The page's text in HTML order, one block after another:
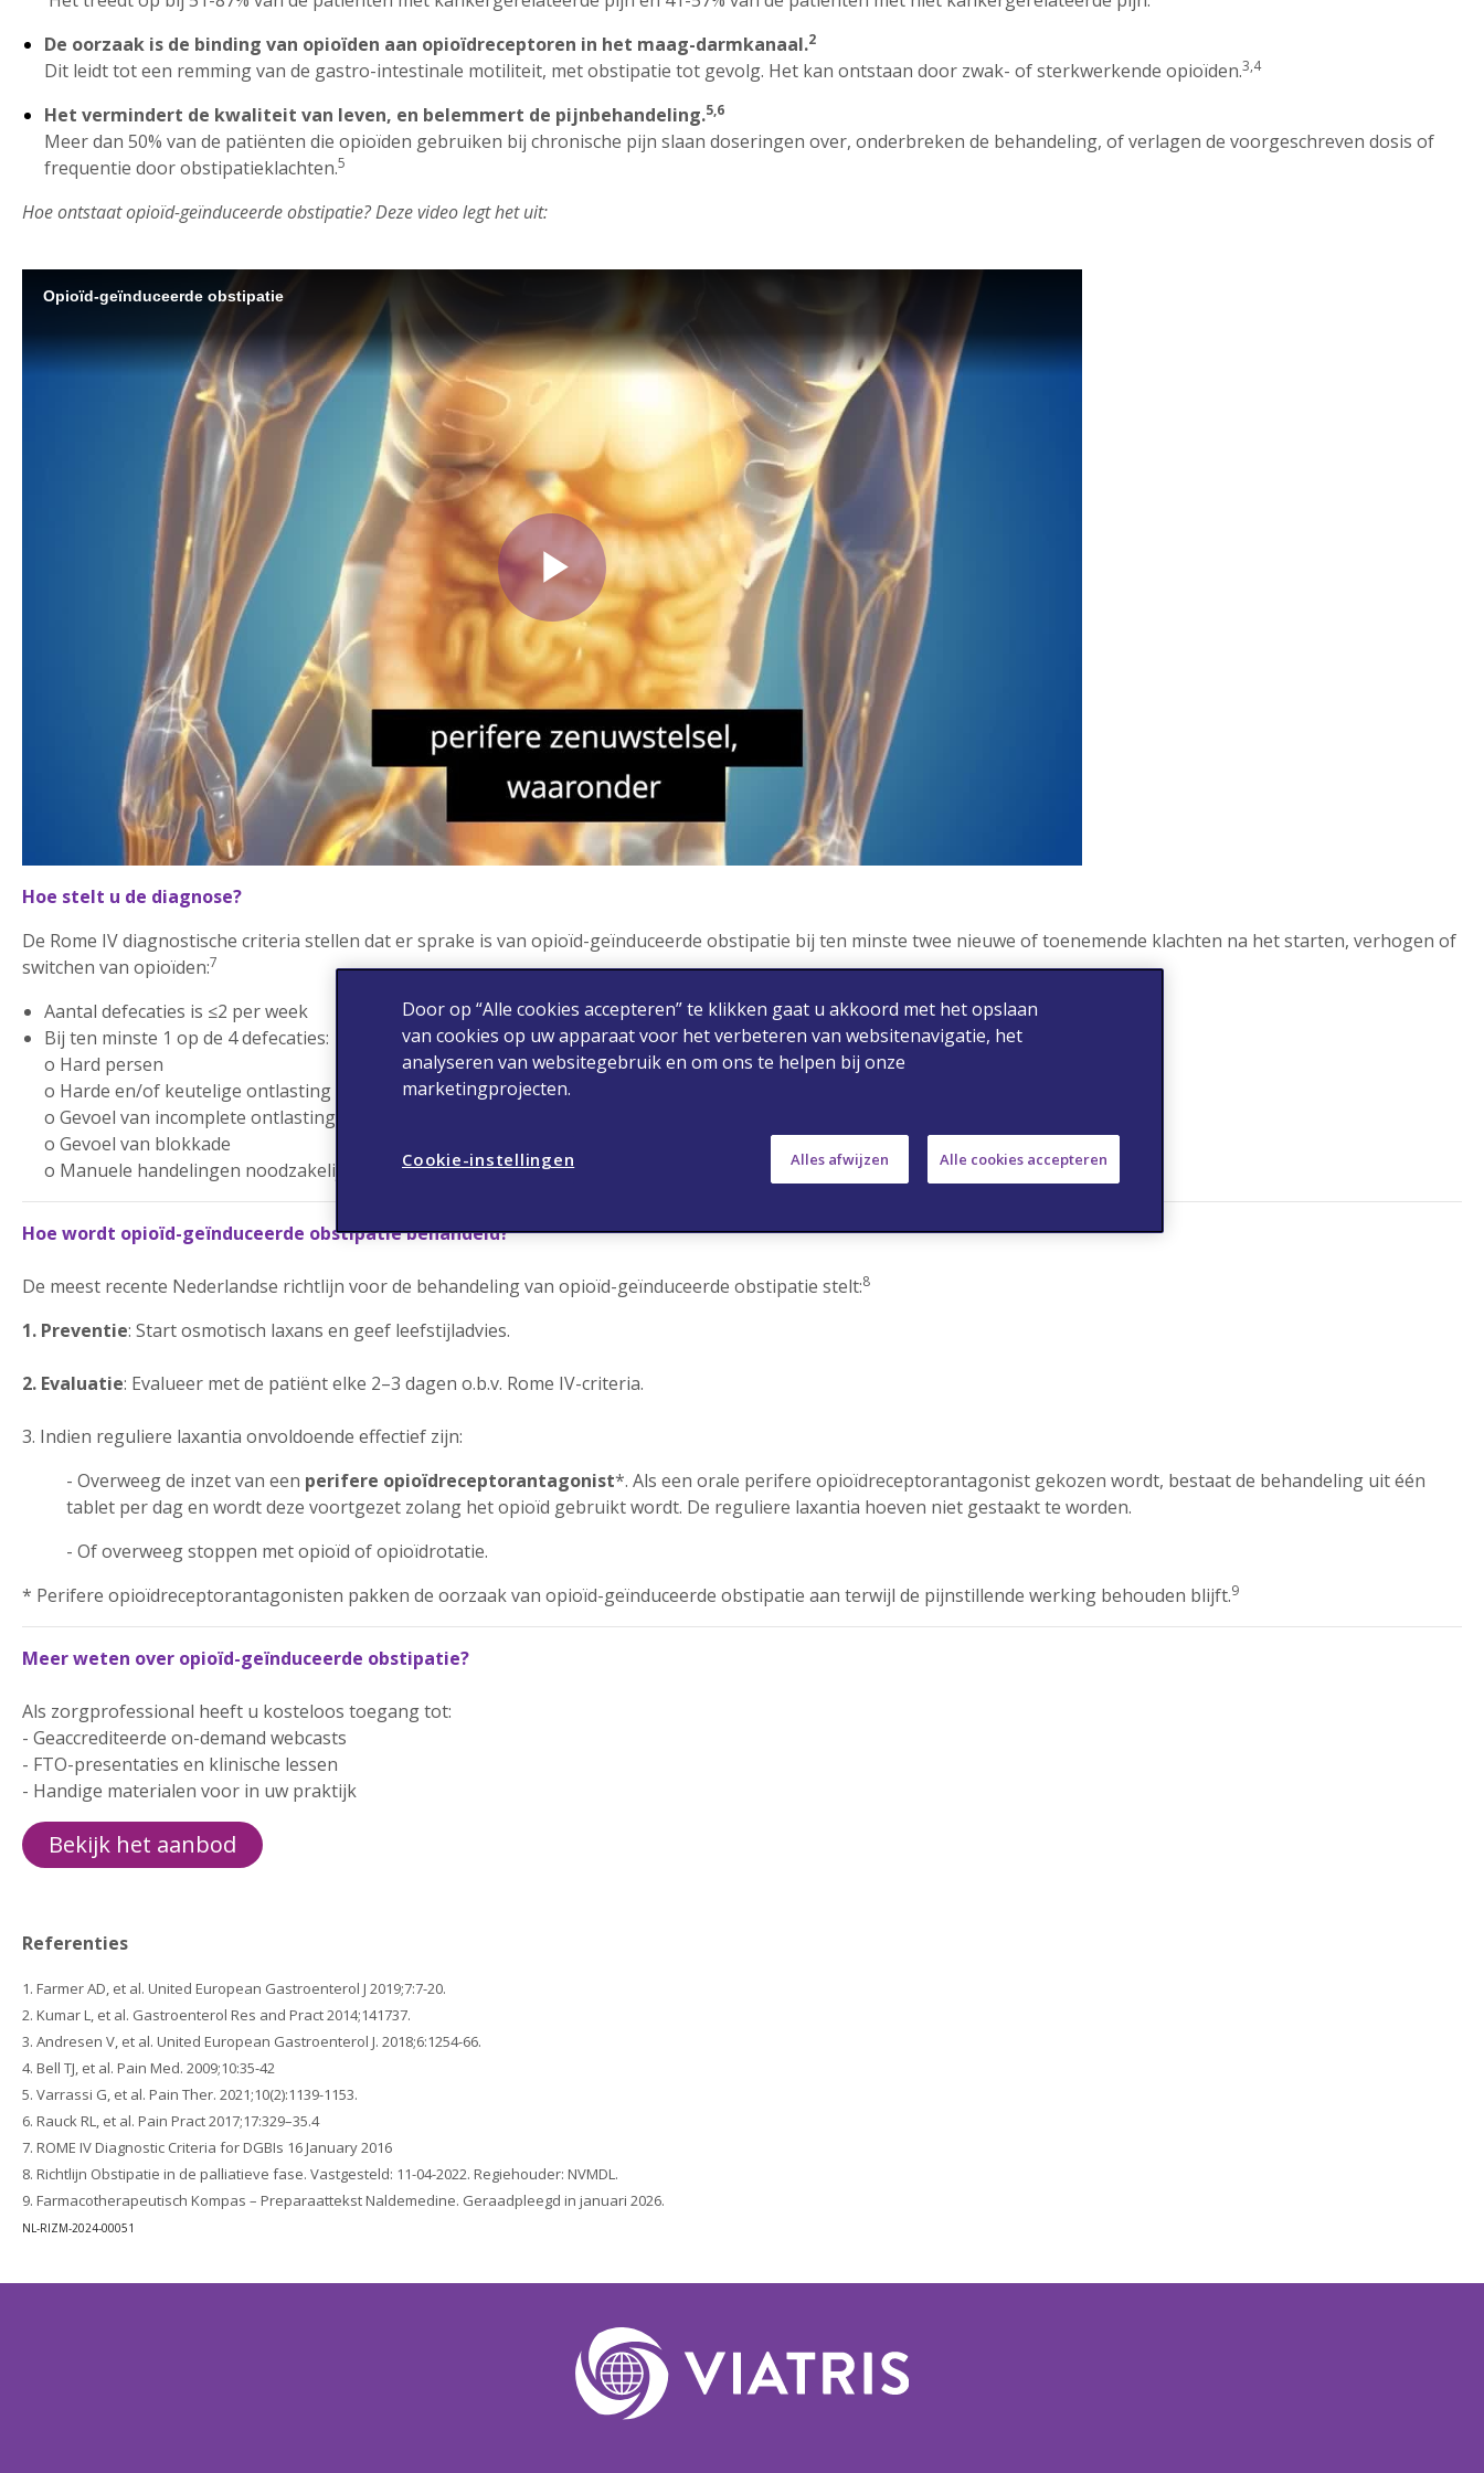
De oorzaak is de binding van opioïden aan opioïdreceptoren in het maag-darmkanaal.2
Dit leidt tot een remming van de gastro-intestinale motiliteit, met obstipatie tot gevolg. Het kan ontstaan door zwak- of sterkwerkende opioïden.3,4
Het vermindert de kwaliteit van leven, en belemmert de pijnbehandeling.5,6
Meer dan 50% van de patiënten die opioïden gebruiken bij chronische pijn slaan doseringen over, onderbreken de behandeling, of verlagen de voorgeschreven dosis of
frequentie door obstipatieklachten.5
Hoe ontstaat opioïd-geïnduceerde obstipatie? Deze video legt het uit:
Hoe stelt u de diagnose?
De Rome IV diagnostische criteria stellen dat er sprake is van opioïd-geïnduceerde obstipatie bij ten minste twee nieuwe of toenemende klachten na het starten, verhogen of
switchen van opioïden:7
Aantal defecaties is ≤2 per week
Bij ten minste 1 op de 4 defecaties:
o Hard persen
o Harde en/of keutelige ontlasting (type 1 of 2 op Bristol Stoelgang Schaal)
o Gevoel van incomplete ontlasting
o Gevoel van blokkade
o Manuele handelingen noodzakelijk
Hoe wordt opioïd-geïnduceerde obstipatie behandeld?
De meest recente Nederlandse richtlijn voor de behandeling van opioïd-geïnduceerde obstipatie stelt:8
1. Preventie: Start osmotisch laxans en geef leefstijladvies.
2. Evaluatie: Evalueer met de patiënt elke 2–3 dagen o.b.v. Rome IV-criteria.
3. Indien reguliere laxantia onvoldoende effectief zijn:
- Overweeg de inzet van een perifere opioïdreceptorantagonist*. Als een orale perifere opioïdreceptorantagonist gekozen wordt, bestaat de behandeling uit één
tablet per dag en wordt deze voortgezet zolang het opioïd gebruikt wordt. De reguliere laxantia hoeven niet gestaakt te worden.
- Of overweeg stoppen met opioïd of opioïdrotatie.
* Perifere opioïdreceptorantagonisten pakken de oorzaak van opioïd-geïnduceerde obstipatie aan terwijl de pijnstillende werking behouden blijft.9
Meer weten over opioïd-geïnduceerde obstipatie?
Als zorgprofessional heeft u kosteloos toegang tot:
- Geaccrediteerde on-demand webcasts
- FTO-presentaties en klinische lessen
- Handige materialen voor in uw praktijk
Bekijk het aanbod
Referenties
1. Farmer AD, et al. United European Gastroenterol J 2019;7:7-20.
2. Kumar L, et al. Gastroenterol Res and Pract 2014;141737.
3. Andresen V, et al. United European Gastroenterol J. 2018;6:1254-66.
4. Bell TJ, et al. Pain Med. 2009;10:35-42
5. Varrassi G, et al. Pain Ther. 2021;10(2):1139-1153.
6. Rauck RL, et al. Pain Pract 2017;17:329–35.4
7. ROME IV Diagnostic Criteria for DGBIs 16 January 2016
8. Richtlijn Obstipatie in de palliatieve fase. Vastgesteld: 11-04-2022. Regiehouder: NVMDL.
9. Farmacotherapeutisch Kompas – Preparaattekst Naldemedine. Geraadpleegd in januari 2026.
NL-RIZM-2024-00051
Door op “Alle cookies accepteren” te klikken gaat u akkoord met het opslaan
van cookies op uw apparaat voor het verbeteren van websitenavigatie, het
analyseren van websitegebruik en om ons te helpen bij onze
marketingprojecten.
Cookie-instellingen Alles afwijzen Alle cookies accepteren